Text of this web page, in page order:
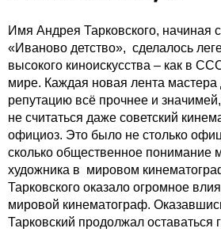
Имя Андрея Тарковского, начиная
«Иваново детство», сделалось
высокого киноискусства – как в
мире. Каждая новая лента мастера
репутацию всё прочнее и
не считаться даже советский
официоз. Это было не столько
сколько общественное понимание
художника в мировом
Тарковского оказало огромное
мировой кинематограф.
Тарковский продолжал оставаться